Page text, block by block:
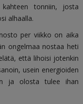
tonniin, josta
alhaalla.
per viikko on aika
ongelmaa nostaa heti
että lihoisi jotenkin
usein energioiden
ja olosta tulee ihan